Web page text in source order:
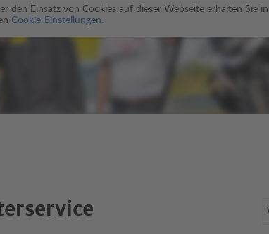
den Einsatz von Cookies auf dieser Webseite erhalten Sie
Cookie-Einstellungen.